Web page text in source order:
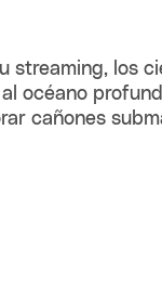
streaming, los
océano
cañones